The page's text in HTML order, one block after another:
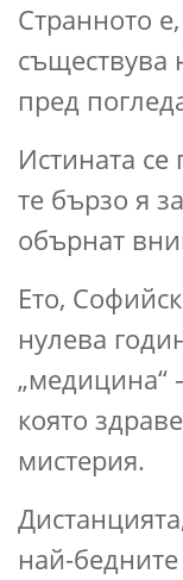
Странното
съществува
пред
Истината се
те бързо я
обърнат
Ето,
нулева
„медицина“
която
мистерия.
най-